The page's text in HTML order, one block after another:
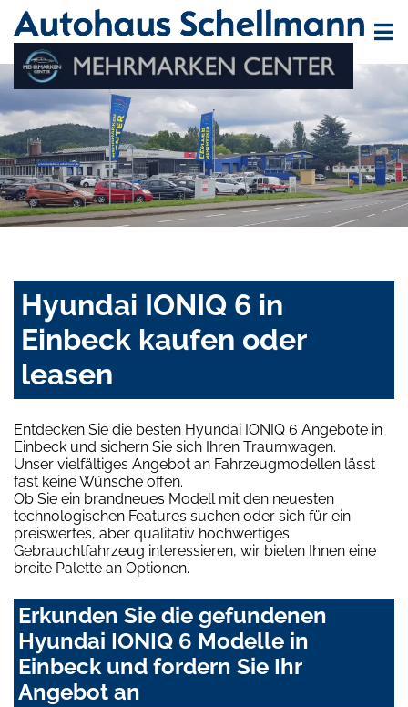
Hyundai IONIQ 6 in
Einbeck kaufen oder
leasen
Entdecken Sie die besten Hyundai IONIQ 6 Angebote in
Einbeck und sichern Sie sich Ihren Traumwagen.
Unser vielfältiges Angebot an Fahrzeugmodellen lässt
fast keine Wünsche offen.
Ob Sie ein brandneues Modell mit den neuesten
technologischen Features suchen oder sich für ein
preiswertes, aber qualitativ hochwertiges
Gebrauchtfahrzeug interessieren, wir bieten Ihnen eine
breite Palette an Optionen.
Erkunden Sie die gefundenen
Hyundai IONIQ 6 Modelle in
Einbeck und fordern Sie Ihr
Angebot an